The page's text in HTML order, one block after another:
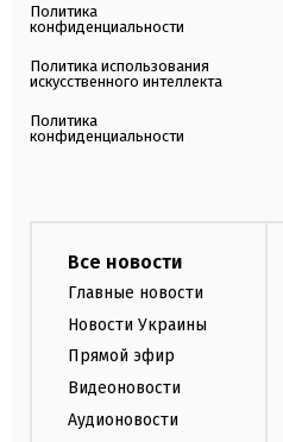
Политика
конфиденциальности
Политика использования
искусственного интеллекта
Политика
конфиденциальности
Все новости
Главные новости
Новости Украины
Прямой эфир
Видеоновости
Аудионовости